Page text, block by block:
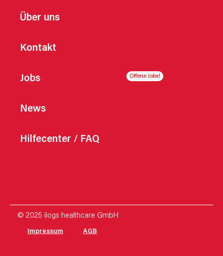
Über uns
Kontakt
Jobs
News
Hilfecenter / FAQ
© 2025 ilogs healthcare GmbH
Impressum AGB